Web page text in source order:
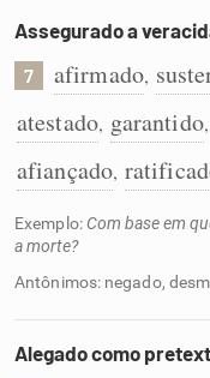
Assegurado a
7 afirmado,
atestado, garantido,
afiançado,
Exemplo: Com base em
a morte?
Antônimos: negado,
Alegado como